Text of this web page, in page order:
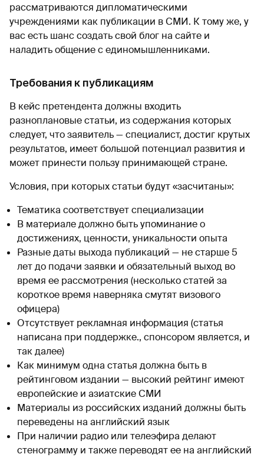
рассматриваются дипломатическими
учреждениями как публикации в СМИ. К тому же, у
вас есть шанс создать свой блог на сайте и
наладить общение с единомышленниками.
Требования к публикациям
В кейс претендента должны входить
разноплановые статьи, из содержания которых
следует, что заявитель — специалист, достиг крутых
результатов, имеет большой потенциал развития и
может принести пользу принимающей стране.
Условия, при которых статьи будут «засчитаны»:
Тематика соответствует специализации
В материале должно быть упоминание о
достижениях, ценности, уникальности опыта
Разные даты выхода публикаций — не старше 5
лет до подачи заявки и обязательный выход во
время ее рассмотрения (несколько статей за
короткое время наверняка смутят визового
офицера)
Отсутствует рекламная информация (статья
написана при поддержке., спонсором является, и
так далее)
Как минимум одна статья должна быть в
рейтинговом издании — высокий рейтинг имеют
европейские и азиатские СМИ
Материалы из российских изданий должны быть
переведены на английский язык
При наличии радио или телеэфира делают
стенограмму и также переводят ее на английский